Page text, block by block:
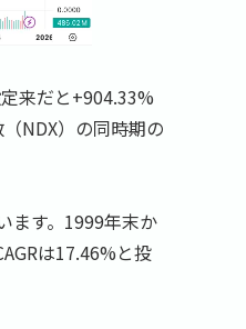
来だと+904.33%
NDX）の同時期の
ます。1999年末か
は17.46%と投